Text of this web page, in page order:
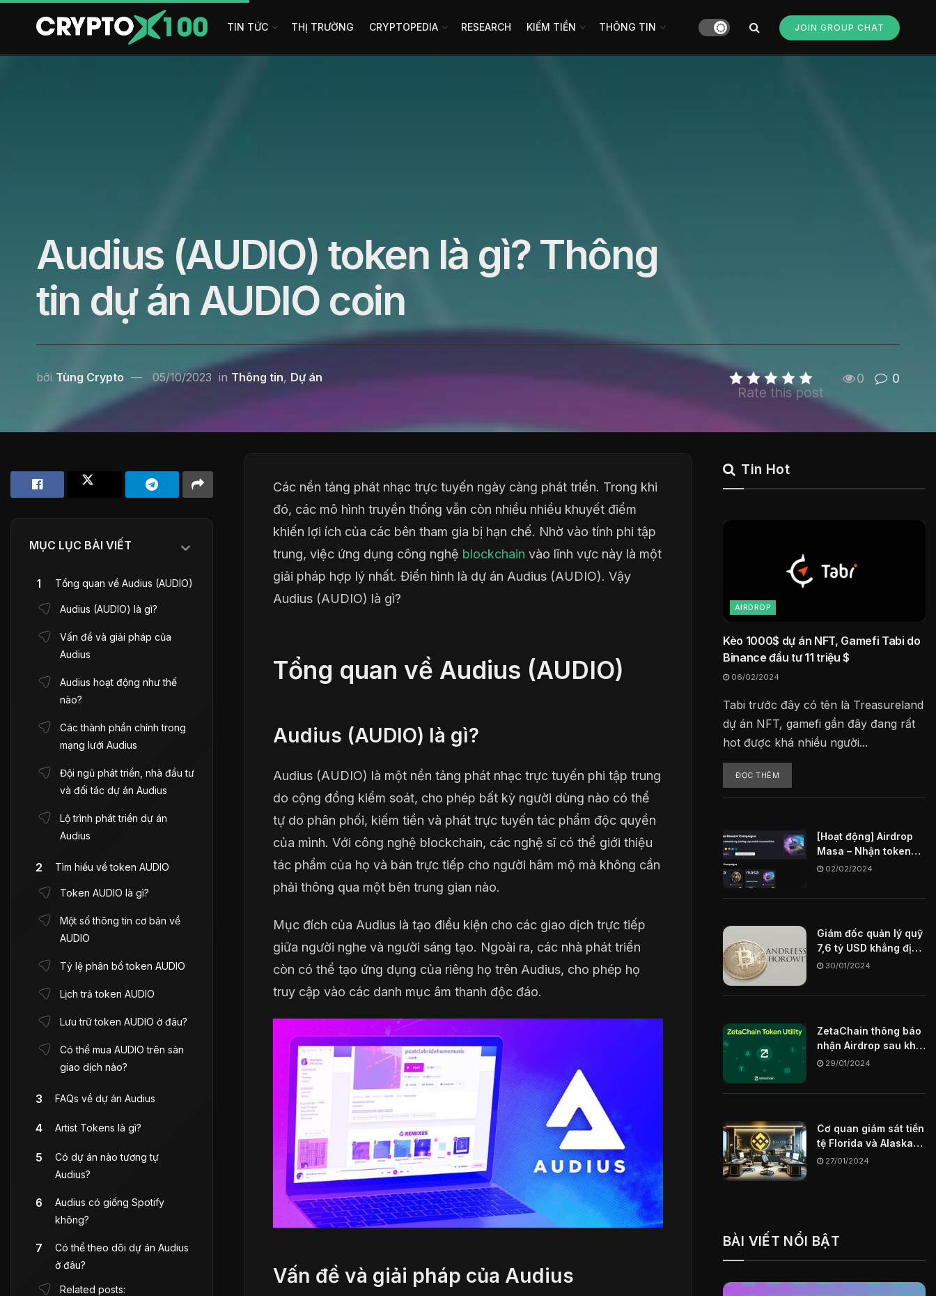
TIN TỨC THỊ TRƯỜNG CRYPTOPEDIA RESEARCH KIẾM TIỀN THÔNG TIN JOIN GROUP CHAT
Audius (AUDIO) token là gì? Thông
tin dự án AUDIO coin
bởi Tùng Crypto 05/10/2023 in Thông tin, Dự án
Rate this post
0 0
Các nền tảng phát nhạc trực tuyến ngày càng phát triển. Trong khi
đó, các mô hình truyền thống vẫn còn nhiều nhiều khuyết điểm
khiến lợi ích của các bên tham gia bị hạn chế. Nhờ vào tính phi tập
trung, việc ứng dụng công nghệ blockchain vào lĩnh vực này là một
giải pháp hợp lý nhất. Điển hình là dự án Audius (AUDIO). Vậy
Audius (AUDIO) là gì?
Tổng quan về Audius (AUDIO)
Audius (AUDIO) là gì?
Audius (AUDIO) là một nền tảng phát nhạc trực tuyến phi tập trung
do cộng đồng kiểm soát, cho phép bất kỳ người dùng nào có thể
tự do phân phối, kiếm tiền và phát trực tuyến tác phẩm độc quyền
của mình. Với công nghệ blockchain, các nghệ sĩ có thể giới thiệu
tác phẩm của họ và bán trực tiếp cho người hâm mộ mà không cần
phải thông qua một bên trung gian nào.
Mục đích của Audius là tạo điều kiện cho các giao dịch trực tiếp
giữa người nghe và người sáng tạo. Ngoài ra, các nhà phát triển
còn có thể tạo ứng dụng của riêng họ trên Audius, cho phép họ
truy cập vào các danh mục âm thanh độc đáo.
Vấn đề và giải pháp của Audius
MỤC LỤC BÀI VIẾT
Tổng quan về Audius (AUDIO)
Audius (AUDIO) là gì?
Vấn đề và giải pháp của
Audius
Audius hoạt động như thế
nào?
Các thành phần chính trong
mạng lưới Audius
Đội ngũ phát triển, nhà đầu tư
và đối tác dự án Audius
Lộ trình phát triển dự án
Audius
Tìm hiểu về token AUDIO
Token AUDIO là gì?
Một số thông tin cơ bản về
AUDIO
Tỷ lệ phân bổ token AUDIO
Lịch trả token AUDIO
Lưu trữ token AUDIO ở đâu?
Có thể mua AUDIO trên sàn
giao dịch nào?
FAQs về dự án Audius
Artist Tokens là gì?
Có dự án nào tương tự
Audius?
Audius có giống Spotify
không?
Có thể theo dõi dự án Audius
ở đâu?
Related posts:
Tin Hot
AIRDROP
Kèo 1000$ dự án NFT, Gamefi Tabi do
Binance đầu tư 11 triệu $
06/02/2024
Tabi trước đây có tên là Treasureland
dự án NFT, gamefi gần đây đang rất
hot được khá nhiều người...
ĐỌC THÊM
[Hoạt động] Airdrop
Masa – Nhận token
MASA miễn phí
02/02/2024
Giám đốc quản lý quỹ
7,6 tỷ USD khẳng định
Blockchain sẽ là chìa
30/01/2024
ZetaChain thông báo
nhận Airdrop sau khi
mainnet ngày
29/01/2024
Cơ quan giám sát tiền
tệ Florida và Alaska
hạn chế sàn giao dịch
27/01/2024
BÀI VIẾT NỔI BẬT